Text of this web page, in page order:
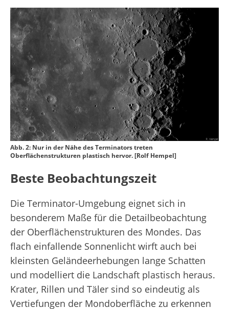
Abb. 2: Nur in der Nähe des Terminators treten
Oberflächenstrukturen plastisch hervor. [Rolf Hempel]
Beste Beobachtungszeit
Die Terminator-Umgebung eignet sich in
besonderem Maße für die Detailbeobachtung
der Oberflächenstrukturen des Mondes. Das
flach einfallende Sonnenlicht wirft auch bei
kleinsten Geländeerhebungen lange Schatten
und modelliert die Landschaft plastisch heraus.
Krater, Rillen und Täler sind so eindeutig als
Vertiefungen der Mondoberfläche zu erkennen